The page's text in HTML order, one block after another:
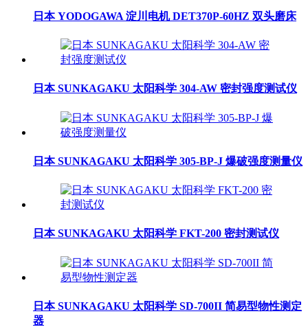
日本 YODOGAWA 淀川电机 DET370P-60HZ 双头磨床
日本 SUNKAGAKU 太阳科学 304-AW 密封强度测试仪
日本 SUNKAGAKU 太阳科学 305-BP-J 爆破强度测量仪
日本 SUNKAGAKU 太阳科学 FKT-200 密封测试仪
日本 SUNKAGAKU 太阳科学 SD-700II 简易型物性测定
器